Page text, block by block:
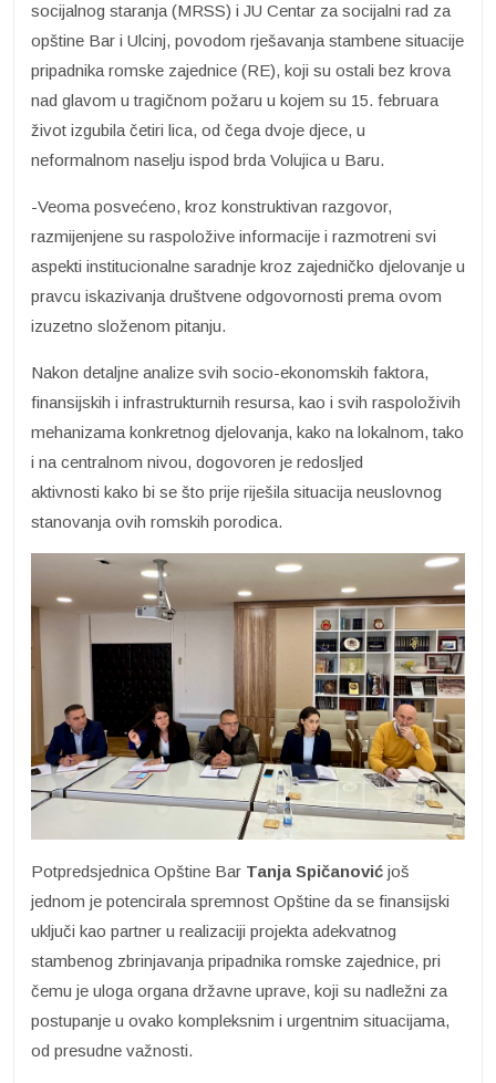
socijalnog staranja (MRSS) i JU Centar za socijalni rad za
opštine Bar i Ulcinj, povodom rješavanja stambene situacije
pripadnika romske zajednice (RE), koji su ostali bez krova
nad glavom u tragičnom požaru u kojem su 15. februara
život izgubila četiri lica, od čega dvoje djece, u
neformalnom naselju ispod brda Volujica u Baru.
-Veoma posvećeno, kroz konstruktivan razgovor,
razmijenjene su raspoložive informacije i razmotreni svi
aspekti institucionalne saradnje kroz zajedničko djelovanje u
pravcu iskazivanja društvene odgovornosti prema ovom
izuzetno složenom pitanju.
Nakon detaljne analize svih socio-ekonomskih faktora,
finansijskih i infrastrukturnih resursa, kao i svih raspoloživih
mehanizama konkretnog djelovanja, kako na lokalnom, tako
i na centralnom nivou, dogovoren je redosljed
aktivnosti kako bi se što prije riješila situacija neuslovnog
stanovanja ovih romskih porodica.
Potpredsjednica Opštine Bar Tanja Spičanović još
jednom je potencirala spremnost Opštine da se finansijski
uključi kao partner u realizaciji projekta adekvatnog
stambenog zbrinjavanja pripadnika romske zajednice, pri
čemu je uloga organa državne uprave, koji su nadležni za
postupanje u ovako kompleksnim i urgentnim situacijama,
od presudne važnosti.